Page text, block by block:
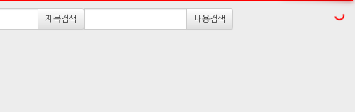
제목검색 내용검색